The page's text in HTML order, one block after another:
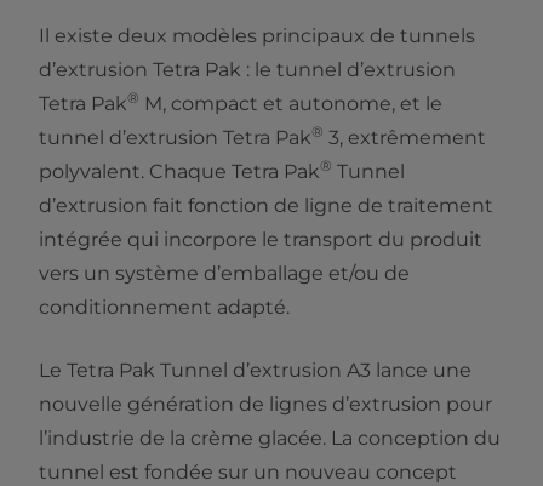
Il existe deux modèles principaux de tunnels
d’extrusion Tetra Pak : le tunnel d’extrusion
Tetra Pak® M, compact et autonome, et le
tunnel d’extrusion Tetra Pak® 3, extrêmement
polyvalent. Chaque Tetra Pak® Tunnel
d’extrusion fait fonction de ligne de traitement
intégrée qui incorpore le transport du produit
vers un système d’emballage et/ou de
conditionnement adapté.
Le Tetra Pak Tunnel d’extrusion A3 lance une
nouvelle génération de lignes d’extrusion pour
l’industrie de la crème glacée. La conception du
tunnel est fondée sur un nouveau concept